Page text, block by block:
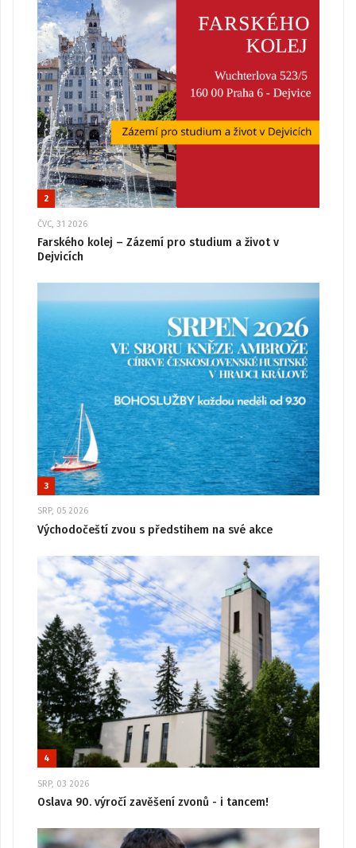
2
ČVC, 31 2026
Farského kolej – Zázemí pro studium a život v
Dejvicích
3
SRP, 05 2026
Východočeští zvou s předstihem na své akce
4
SRP, 03 2026
Oslava 90. výročí zavěšení zvonů - i tancem!